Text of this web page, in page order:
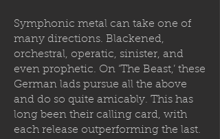
Symphonic metal can take one of
many directions. Blackened,
orchestral, operatic, sinister, and
even prophetic. On ‘The Beast,’ these
German lads pursue all the above
and do so quite amicably. This has
long been their calling card, with
each release outperforming the last.